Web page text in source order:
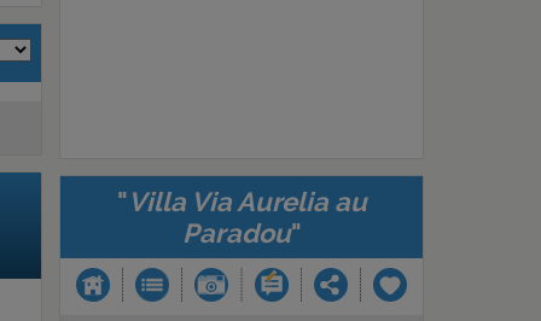
"Villa Via Aurelia au
Paradou"